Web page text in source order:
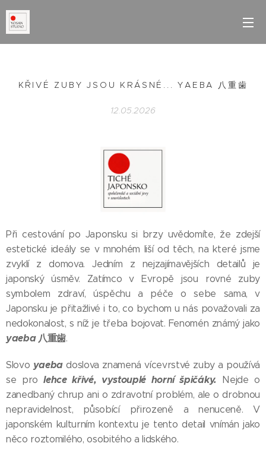
KŘIVÉ ZUBY JSOU KRÁSNÉ... YAEBA 八重歯
12.05.2026
Při cestování po Japonsku si brzy uvědomíte, že zdejší
estetické ideály se v mnohém liší od těch, na které jsme
zvyklí z domova. Jedním z nejzajímavějších detailů je
japonský úsměv. Zatímco v Evropě jsou rovné zuby
symbolem zdraví, úspěchu a péče o sebe sama, v
Japonsku je přitažlivé i to, co bychom u nás považovali za
nedokonalost, s níž je třeba bojovat. Fenomén známý jako
yaeba 八重歯.
Slovo yaeba doslova znamená vícevrstvé zuby a používá
se prolehce křivé, vystouplé horní špičáky. Nejde o
zanedbaný chrup ani o zdravotní problém, ale o drobnou
nepravidelnost, působící přirozeně a nenuceně. V
japonském kulturním kontextu je tento detail vnímán jako
něco roztomilého, osobitého a lidského.